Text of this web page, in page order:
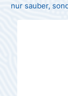
nur sauber,